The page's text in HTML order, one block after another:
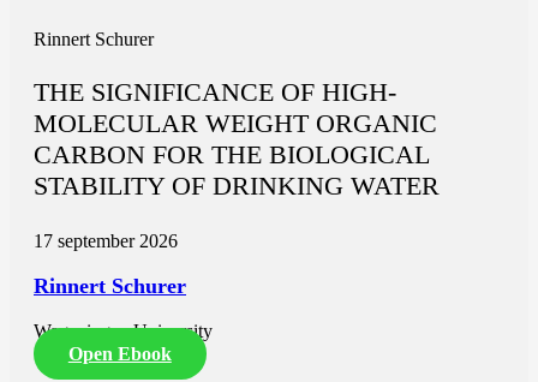
Rinnert Schurer
THE SIGNIFICANCE OF HIGH-
MOLECULAR WEIGHT ORGANIC
CARBON FOR THE BIOLOGICAL
STABILITY OF DRINKING WATER
17 september 2026
Rinnert Schurer
Wageningen University
Open Ebook